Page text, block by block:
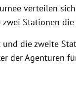
verteilen
Stationen
die zweite
der Agenturen